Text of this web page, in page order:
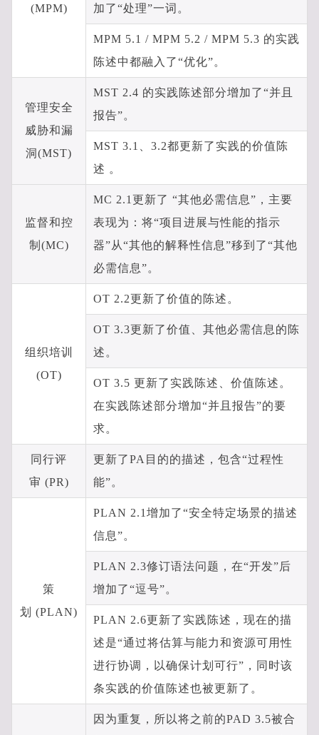
(MPM) 加了“处理”一词。
MPM 5.1 / MPM 5.2 / MPM 5.3 的实践
陈述中都融入了“优化”。
管理安全
威胁和漏
洞(MST)
MST 2.4 的实践陈述部分增加了“并且
报告”。
MST 3.1、3.2都更新了实践的价值陈
述 。
监督和控
制(MC)
MC 2.1更新了 “其他必需信息”，主要
表现为：将“项目进展与性能的指示
器”从“其他的解释性信息”移到了“其他
必需信息”。
组织培训
(OT)
OT 2.2更新了价值的陈述。
OT 3.3更新了价值、其他必需信息的陈
述。
OT 3.5 更新了实践陈述、价值陈述。
在实践陈述部分增加“并且报告”的要
求。
同行评
审 (PR)
更新了PA目的的描述，包含“过程性
能”。
策
划 (PLAN)
PLAN 2.1增加了“安全特定场景的描述
信息”。
PLAN 2.3修订语法问题，在“开发”后
增加了“逗号”。
PLAN 2.6更新了实践陈述，现在的描
述是“通过将估算与能力和资源可用性
进行协调，以确保计划可行”，同时该
条实践的价值陈述也被更新了。
因为重复，所以将之前的PAD 3.5被合